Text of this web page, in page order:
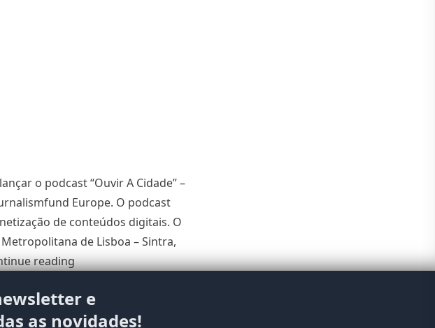
o podcast “Ouvir A Cidade” –
Europe. O podcast
de conteúdos digitais. O
de Lisboa – Sintra,
reading““Ouvir A Cidade”: LPP lança podcast sobre histórias urbanas”
e
as novidades!